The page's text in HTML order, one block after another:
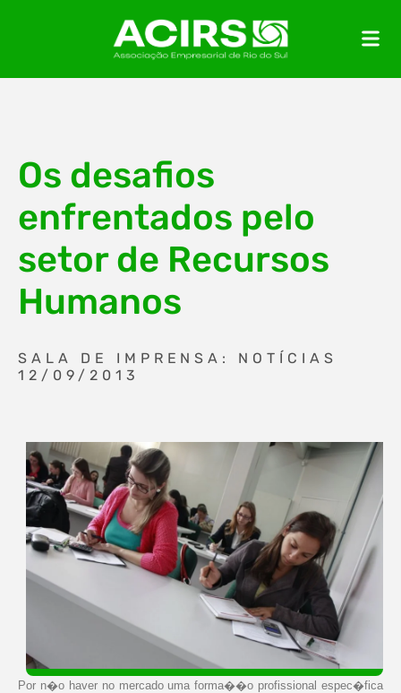
Os desafios
enfrentados pelo
setor de Recursos
Humanos
SALA DE IMPRENSA: NOTÍCIAS
12/09/2013
Por n�o haver no mercado uma forma��o profissional espec�fica